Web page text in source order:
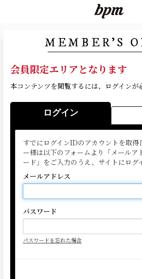
MEMBER'S
会員限定エリアとなります
本コンテンツを閲覧するには、ログインが
ログイン
すでにログインIDのアカウントを取得
ー様は以下のフォームより「メールア
ード」をご入力のうえ、サイトにログ
メールアドレス
パスワード
パスワードを忘れた場合